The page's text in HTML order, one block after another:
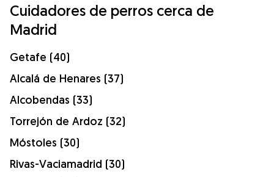
Cuidadores de perros cerca de
Madrid
Getafe (40)
Alcalá de Henares (37)
Alcobendas (33)
Torrejón de Ardoz (32)
Móstoles (30)
Rivas-Vaciamadrid (30)